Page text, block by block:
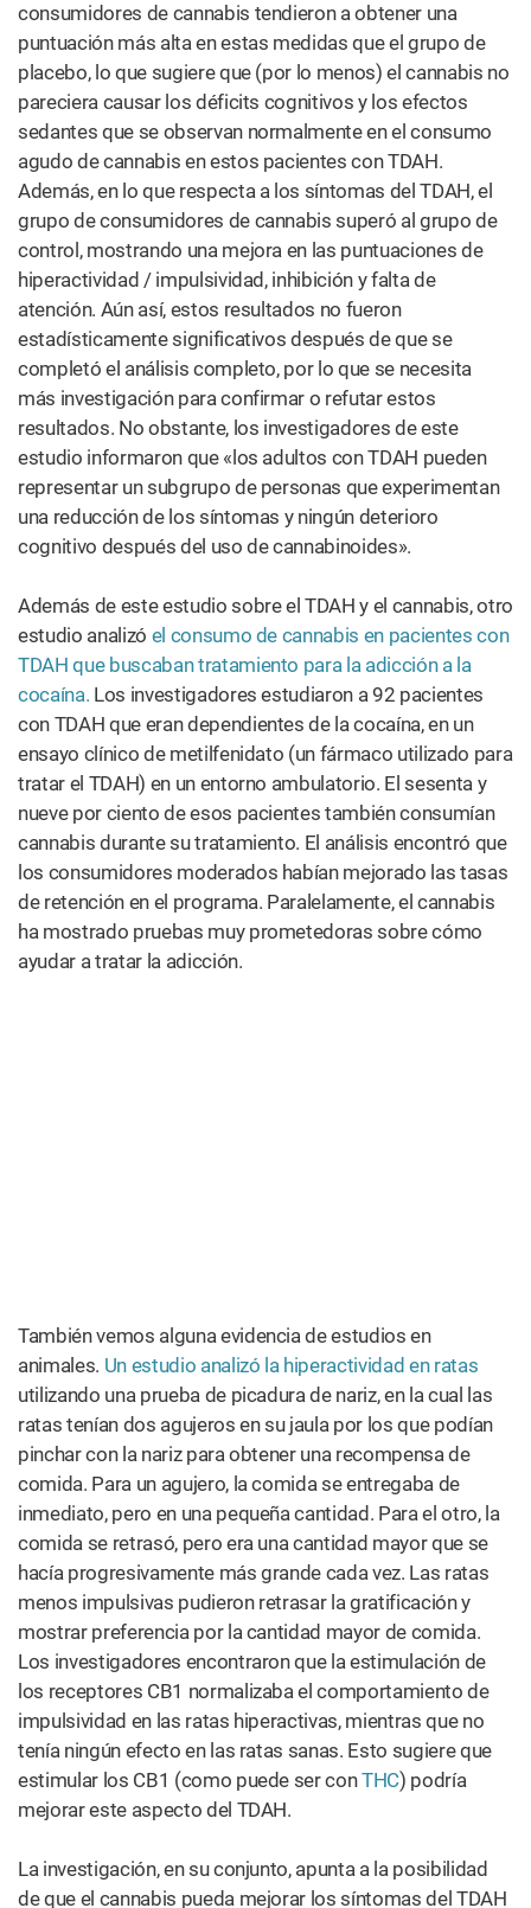
consumidores de cannabis tendieron a obtener una
puntuación más alta en estas medidas que el grupo de
placebo, lo que sugiere que (por lo menos) el cannabis no
pareciera causar los déficits cognitivos y los efectos
sedantes que se observan normalmente en el consumo
agudo de cannabis en estos pacientes con TDAH.
Además, en lo que respecta a los síntomas del TDAH, el
grupo de consumidores de cannabis superó al grupo de
control, mostrando una mejora en las puntuaciones de
hiperactividad / impulsividad, inhibición y falta de
atención. Aún así, estos resultados no fueron
estadísticamente significativos después de que se
completó el análisis completo, por lo que se necesita
más investigación para confirmar o refutar estos
resultados. No obstante, los investigadores de este
estudio informaron que «los adultos con TDAH pueden
representar un subgrupo de personas que experimentan
una reducción de los síntomas y ningún deterioro
cognitivo después del uso de cannabinoides».
Además de este estudio sobre el TDAH y el cannabis, otro
estudio analizó el consumo de cannabis en pacientes con
TDAH que buscaban tratamiento para la adicción a la
cocaína. Los investigadores estudiaron a 92 pacientes
con TDAH que eran dependientes de la cocaína, en un
ensayo clínico de metilfenidato (un fármaco utilizado para
tratar el TDAH) en un entorno ambulatorio. El sesenta y
nueve por ciento de esos pacientes también consumían
cannabis durante su tratamiento. El análisis encontró que
los consumidores moderados habían mejorado las tasas
de retención en el programa. Paralelamente, el cannabis
ha mostrado pruebas muy prometedoras sobre cómo
ayudar a tratar la adicción.
También vemos alguna evidencia de estudios en
animales. Un estudio analizó la hiperactividad en ratas
utilizando una prueba de picadura de nariz, en la cual las
ratas tenían dos agujeros en su jaula por los que podían
pinchar con la nariz para obtener una recompensa de
comida. Para un agujero, la comida se entregaba de
inmediato, pero en una pequeña cantidad. Para el otro, la
comida se retrasó, pero era una cantidad mayor que se
hacía progresivamente más grande cada vez. Las ratas
menos impulsivas pudieron retrasar la gratificación y
mostrar preferencia por la cantidad mayor de comida.
Los investigadores encontraron que la estimulación de
los receptores CB1 normalizaba el comportamiento de
impulsividad en las ratas hiperactivas, mientras que no
tenía ningún efecto en las ratas sanas. Esto sugiere que
estimular los CB1 (como puede ser conTHC) podría
mejorar este aspecto del TDAH.
La investigación, en su conjunto, apunta a la posibilidad
de que el cannabis pueda mejorar los síntomas del TDAH